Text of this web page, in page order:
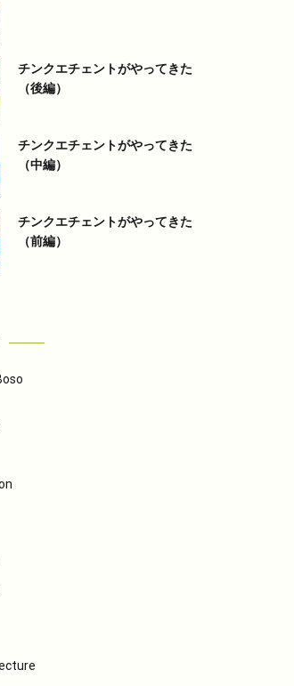
チンクエチェントがやってきた
（後編）
チンクエチェントがやってきた
（中編）
チンクエチェントがやってきた
（前編）